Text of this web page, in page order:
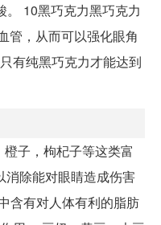
10黑巧克力黑巧克力
管，从而可以强化眼角
有纯黑巧克力才能达到
子，枸杞子等这类富
消除能对眼睛造成伤害
含有对人体有利的脂肪